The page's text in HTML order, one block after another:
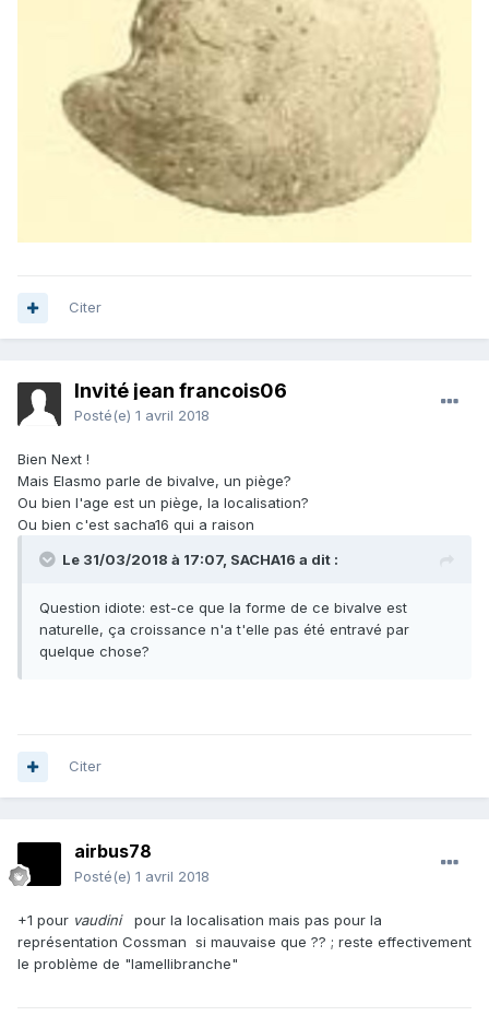
Citer
Invité jean francois06
Posté(e) 1 avril 2018
Bien Next !
Mais Elasmo parle de bivalve, un piège?
Ou bien l'age est un piège, la localisation?
Ou bien c'est sacha16 qui a raison
Le 31/03/2018 à 17:07, SACHA16 a dit :
Question idiote: est-ce que la forme de ce bivalve est
naturelle, ça croissance n'a t'elle pas été entravé par
quelque chose?
Citer
airbus78
Posté(e) 1 avril 2018
+1 pour vaudini pour la localisation mais pas pour la
représentation Cossman si mauvaise que ?? ; reste effectivement
le problème de "lamellibranche"